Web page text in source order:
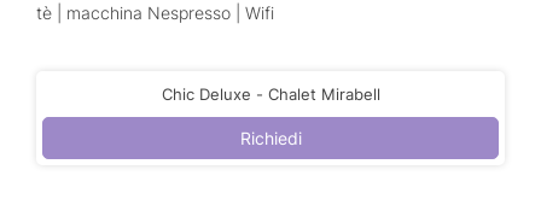
tè | macchina Nespresso | Wifi
Chic Deluxe - Chalet Mirabell
Richiedi